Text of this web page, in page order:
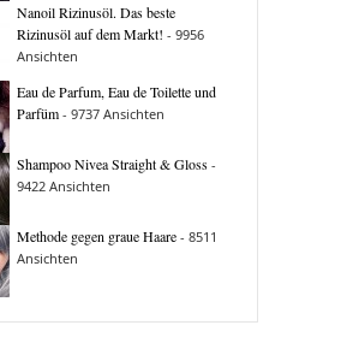
Nanoil Rizinusöl. Das beste
Rizinusöl auf dem Markt! - 9956
Ansichten
Eau de Parfum, Eau de Toilette und
Parfüm - 9737 Ansichten
Shampoo Nivea Straight & Gloss -
9422 Ansichten
Methode gegen graue Haare - 8511
Ansichten